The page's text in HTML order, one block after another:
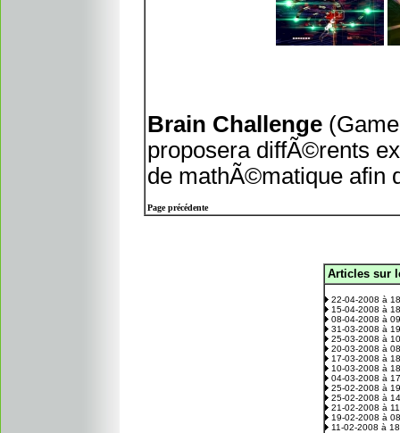
Brain Challenge
proposera diffÃ©rents
de mathÃ©matique afin
Page précédente
Articles sur
22-04-2008 à
15-04-2008 à
08-04-2008 à
31-03-2008 à
25-03-2008 à
20-03-2008 à
17-03-2008 à
10-03-2008 à
04-03-2008 à
25-02-2008 à
25-02-2008 à
21-02-2008 à
19-02-2008 à
11-02-2008 à